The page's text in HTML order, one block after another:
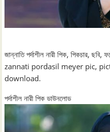
জান্নাতি পর্দাশীল নারী পিক, পিকচার,
zannati pordasil meyer pic,
download.
পর্দাশীল নারী পিক ডাউনলোড